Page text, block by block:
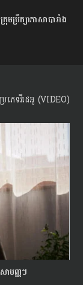
មប្រឹក្សាភាសាបារាំង
ប្រភេទវីដេអូ (VIDEO)
ាមញ្ញៗ